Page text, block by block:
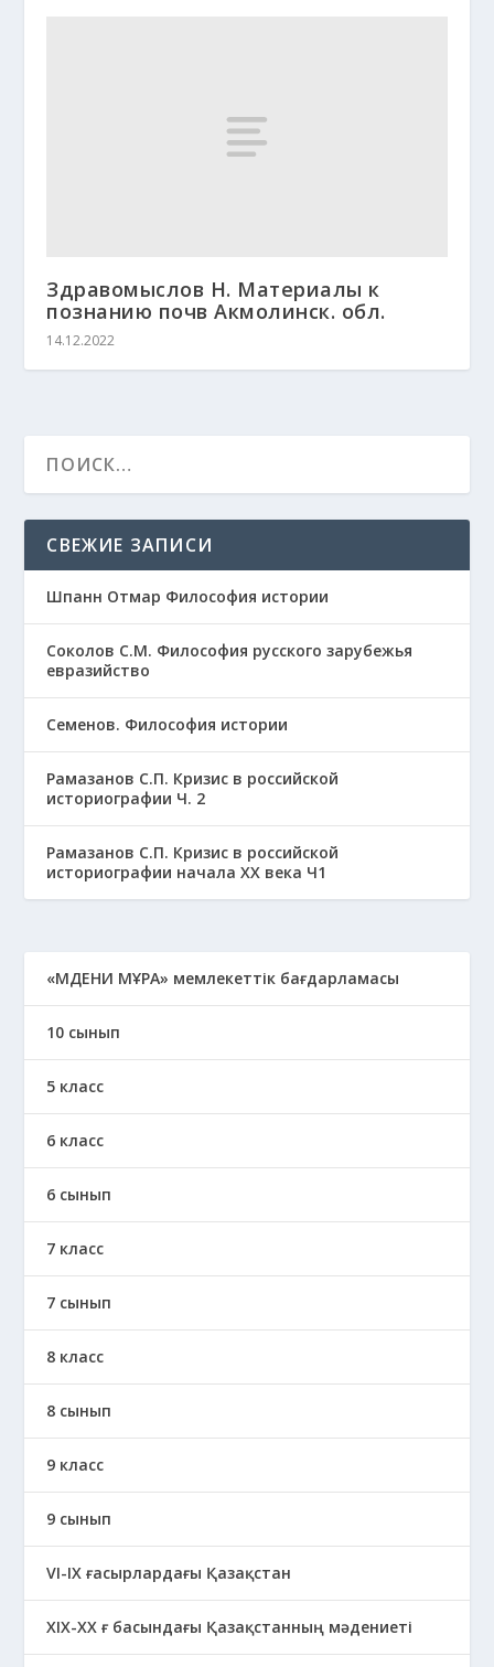
Здравомыслов Н. Материалы к
познанию почв Акмолинск. обл.
14.12.2022
СВЕЖИЕ ЗАПИСИ
Шпанн Отмар Философия истории
Соколов С.М. Философия русского зарубежья
евразийство
Семенов. Философия истории
Рамазанов С.П. Кризис в российской
историографии Ч. 2
Рамазанов С.П. Кризис в российской
историографии начала ХХ века Ч1
«МӘДЕНИ МҰРА» мемлекеттік бағдарламасы
10 сынып
5 класс
6 класс
6 сынып
7 класс
7 сынып
8 класс
8 сынып
9 класс
9 сынып
VI-IX ғасырлардағы Қазақстан
XIХ-XX ғ басындағы Қазақстанның мәдениеті